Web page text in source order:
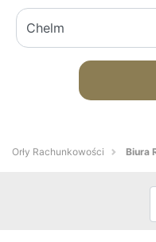
Orły Rachunkowości Biura